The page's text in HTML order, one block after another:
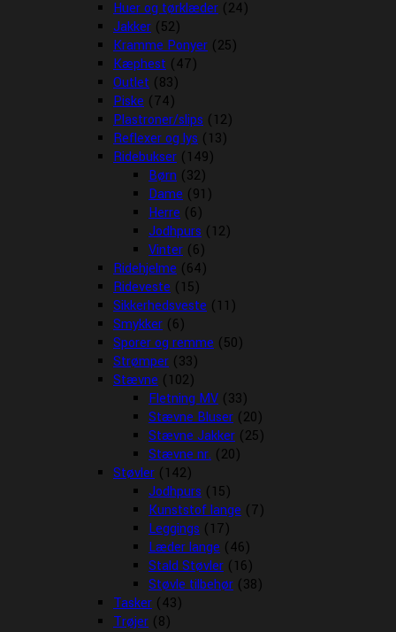
Huer og tørklæder (24)
Jakker (52)
Kramme Ponyer (25)
Kæphest (47)
Outlet (83)
Piske (74)
Plastroner/slips (12)
Reflexer og lys (13)
Ridebukser (149)
Børn (32)
Dame (91)
Herre (6)
Jodhpurs (12)
Vinter (6)
Ridehjelme (64)
Rideveste (15)
Sikkerhedsveste (11)
Smykker (6)
Sporer og remme (50)
Strømper (33)
Stævne (102)
Fletning MV (33)
Stævne Bluser (20)
Stævne Jakker (25)
Stævne nr. (20)
Støvler (142)
Jodhpurs (15)
Kunststof lange (7)
Leggings (17)
Læder lange (46)
Stald Støvler (16)
Støvle tilbehør (38)
Tasker (43)
Trøjer (8)